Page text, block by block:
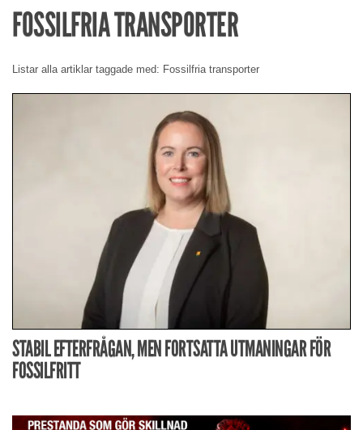
FOSSILFRIA TRANSPORTER
Listar alla artiklar taggade med: Fossilfria transporter
STABIL EFTERFRÅGAN, MEN FORTSATTA UTMANINGAR FÖR
FOSSILFRITT